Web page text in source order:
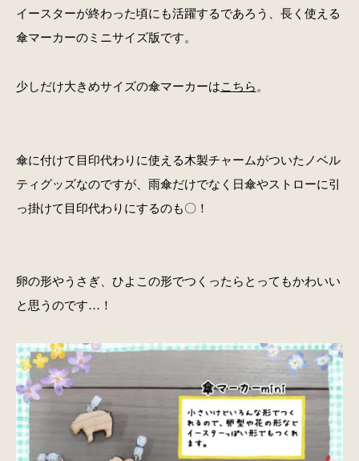
イースターが終わった頃にも活躍するであろう、長く使える
傘マーカーのミニサイズ版です。
少しだけ大きめサイズの傘マーカーはこちら。
傘に付けて目印代わりに使える木製チャームがついたノベル
ティグッズなのですが、雨傘だけでなく日傘やストローに引
っ掛けて目印代わりにするのも〇！
卵の形やうさぎ、ひよこの形でつくったらとってもかわいい
と思うのです…！